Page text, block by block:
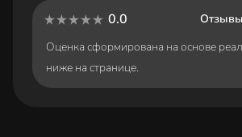
0.0
Оценка сформирована на основе
ниже на странице.